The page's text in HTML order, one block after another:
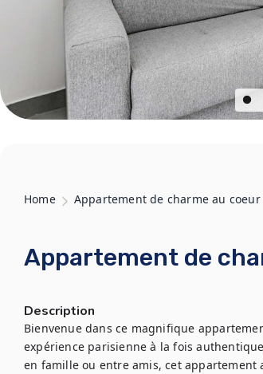
Home Appartement de charme au
Appartement de
Description
Bienvenue dans ce magnifique
expérience parisienne à la fois
en famille ou entre amis, cet